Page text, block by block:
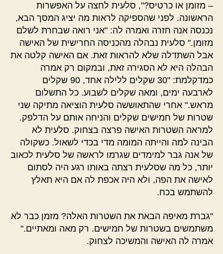
– מזומן או כרטיס?", סלעית לחצה על האפשרות
הראשונה. לפני שהספיקה לראות מה יציג המסך הבא,
נכנסה אנה חזרה ואמרה לה: "אני רואה שבחרת לשלם
מזומן." סלעית נבהלה מהכניסה החרישית של האישה
אבל השתדלה שלא להראות זאת. אם האישה קלטה את
הבהלה היא לא הסגירה זאת, ובמקום רק אמרה
כמדקלמת: "30 שקלים ללילה אחד, 90 שקלים
לארבעה ימים, ומאה שקלים לשבוע. כל התשלום
מראש." אחרי שהתאוששה סלעית הוציאה מתיקה שני
שטרות של חמישים שקלים והניחה אותם על הדלפק.
למראה השטרות האישה פרצה בצחוק. סלעית לא
הבינה למה והייתה המומה מדי בכדי לשאול. כשקולה
של אנה גבר למימדים שגרמו לראשה של סלעית לכאוב
יותר, כל מה שסלעית רצתה באותו רגע היה לסתום
לאישה את הפה, ולא היה אכפת לה אם היא תאלץ
להשתמש בכח.
"גברת מאיפה הבאת את השטרות האלה? מזמן כבר לא
משתמשים בשטרות של חמישים. רק מאה ומאתיים."
אמרה לה האישה והמשיכה לצחוק.